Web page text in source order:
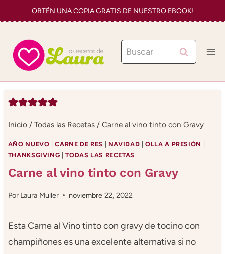
al
contenido
OBTÉN UNA COPIA GRATIS DE NUESTRO EBOOK!
Buscar:
Inicio / Todas las Recetas / Carne al vino tinto con Gravy
AÑO NUEVO |CARNE DE RES NAVIDAD |OLLA A PRESIÓN
THANKSGIVING |TODAS LAS RECETAS
Carne al vino tinto con Gravy
Por Laura Muller noviembre 22, 2022
Esta Carne al Vino tinto con gravy de tocino con
champiñones es una excelente alternativa si no